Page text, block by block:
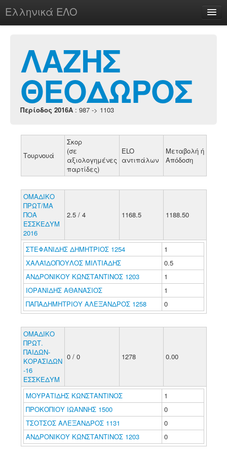
Ελληνικά ΕΛΟ
chesstu.be @ discord
Login
ΛΑΖΗΣ
ΘΕΟΔΩΡΟΣ
Περίοδος 2016A : 987 -> 1103
Τουρνουά
Σκορ
(σε
αξιολογημένες
παρτίδες)
ELO
αντιπάλων
Μεταβολή ή
Απόδοση
ΟΜΑΔΙΚΟ
ΠΡΩΤ/ΜΑ
ΠΟΑ
ΕΣΣΚΕΔΥΜ
2016
2.5 / 4 1168.5 1188.50
ΣΤΕΦΑΝΙΔΗΣ ΔΗΜΗΤΡΙΟΣ 1254
1
ΧΑΛΑΪΔΟΠΟΥΛΟΣ ΜΙΛΤΙΑΔΗΣ
0.5
ΑΝΔΡΟΝΙΚΟΥ ΚΩΝΣΤΑΝΤΙΝΟΣ 1203
1
ΙΟΡΑΝΙΔΗΣ ΑΘΑΝΑΣΙΟΣ
1
ΠΑΠΑΔΗΜΗΤΡΙΟΥ ΑΛΕΞΑΝΔΡΟΣ 1258
0
ΟΜΑΔΙΚΟ
ΠΡΩΤ.
ΠΑΙΔΩΝ-
ΚΟΡΑΣΙΔΩΝ
-16
ΕΣΣΚΕΔΥΜ
0 / 0 1278 0.00
ΜΟΥΡΑΤΙΔΗΣ ΚΩΝΣΤΑΝΤΙΝΟΣ
1
ΠΡΟΚΟΠΙΟΥ ΙΩΑΝΝΗΣ 1500
0
ΤΣΟΤΣΟΣ ΑΛΕΞΑΝΔΡΟΣ 1131
0
ΑΝΔΡΟΝΙΚΟΥ ΚΩΝΣΤΑΝΤΙΝΟΣ 1203
0